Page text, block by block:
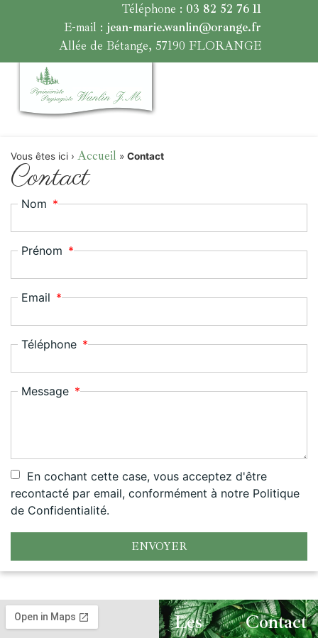
Téléphone : 03 82 52 76 11
E-mail : jean-marie.wanlin@orange.fr
Allée de Bétange, 57190 FLORANGE
Vous êtes ici › Accueil » Contact
Contact
Nom
Prénom
Email
Téléphone
Message
En cochant cette case, vous acceptez d'être
recontacté par email, conformément à notre Politique
de Confidentialité.
ENVOYER
Les
Contact